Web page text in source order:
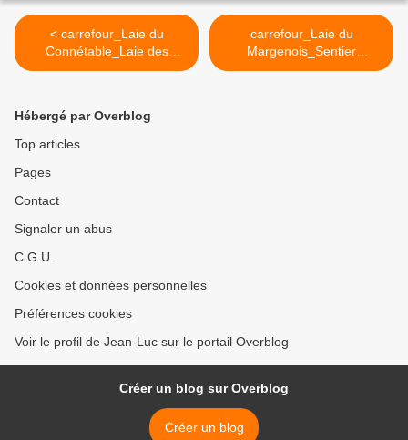
< carrefour_Laie du
Connétable_Laie des
Grouettes
carrefour_Laie du
Margenois_Sentier
(parcelle 1511) >
Hébergé par Overblog
Top articles
Pages
Contact
Signaler un abus
C.G.U.
Cookies et données personnelles
Préférences cookies
Voir le profil de Jean-Luc sur le portail Overblog
Créer un blog sur Overblog
Créer un blog